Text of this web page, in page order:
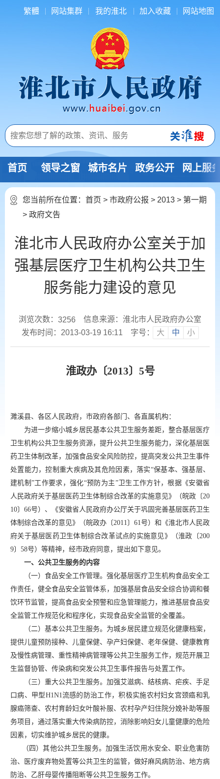
繁體 网站集群 我的淮北 加入收藏 网站地图
首页 领导之窗 城市名片 政务公开 网上服
您当前所在位置： 首页 > 市政府公报 > 2013 > 第一期
> 政府文告
淮北市人民政府办公室关于加
强基层医疗卫生机构公共卫生
服务能力建设的意见
浏览次数： 3256
信息来源：淮北市人民政府办公室
发布时间：2013-03-19 16:11
字号： 大 中 小
淮政办〔2013〕5号
濉溪县、各区人民政府，市政府各部门、各直属机构：
为进一步缩小城乡居民基本公共卫生服务差距，整合基层医疗
卫生机构公共卫生服务资源，提升公共卫生服务能力，深化基层医
药卫生体制改革，加强食品安全风险防控，提高突发公共卫生事件
处置能力，控制重大疾病及其危险因素，落实“保基本、强基层、
建机制”工作要求，强化“预防为主”卫生工作方针，根据《安徽省
人民政府关于基层医药卫生体制综合改革的实施意见》（皖政〔20
10〕66号）、《安徽省人民政府办公厅关于巩固完善基层医药卫生
体制综合改革的意见》（皖政办〔2011〕61号）和《淮北市人民政
府关于基层医药卫生体制综合改革试点的实施意见》（淮政〔200
9〕58号）等精神，经市政府同意，提出如下意见。
一、公共卫生服务的内容
（一）食品安全工作管理。强化基层医疗卫生机构食品安全工
作责任，健全食品安全监管体系，加强基层食品安全综合协调和餐
饮环节监管，提高食品安全预警和应急管理能力，推进基层食品安
全监管工作规范化和程序化，实现食品安全监管的全覆盖。
（二）基本公共卫生服务。为城乡居民建立规范化健康档案，
提供儿童预防接种、儿童保健、孕产妇保健、老年保健、健康教育
及慢性病管理、重性精神病管理等公共卫生服务工作，规范开展卫
生监督协管、传染病和突发公共卫生事件报告与处置工作。
（三）重大公共卫生服务。加强艾滋病、结核病、疟疾、手足
口病、甲型H1N1流感的防治工作，积极实施农村妇女宫颈癌和乳
腺癌筛查、农村育龄妇女叶酸补服、农村孕产妇住院分娩补助等服
务项目，通过落实重大传染病防控，消除影响妇女儿童健康的危险
因素，切实维护城乡居民的健康。
（四）其他公共卫生服务。加强生活饮用水安全、职业危害防
治、医疗废弃物处置等公共卫生的监管，做好麻风病防治、地方病
防治、乙肝母婴传播阻断等公共卫生服务工作。